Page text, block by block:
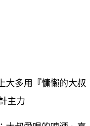
大多用『慵懶的大叔
主力